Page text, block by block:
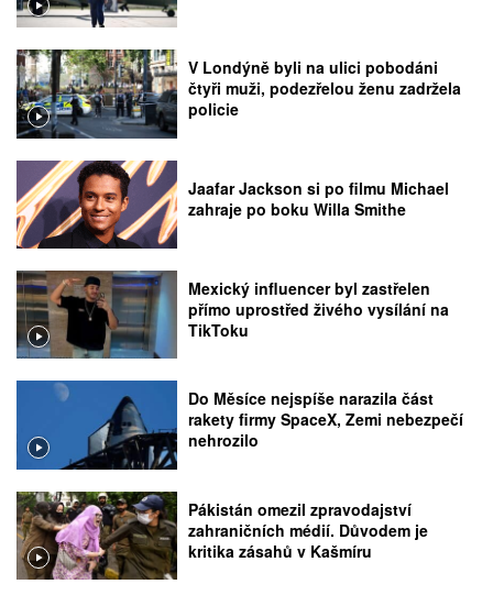
V Londýně byli na ulici pobodáni
čtyři muži, podezřelou ženu zadržela
policie
Jaafar Jackson si po filmu Michael
zahraje po boku Willa Smithe
Mexický influencer byl zastřelen
přímo uprostřed živého vysílání na
TikToku
Do Měsíce nejspíše narazila část
rakety firmy SpaceX, Zemi nebezpečí
nehrozilo
Pákistán omezil zpravodajství
zahraničních médií. Důvodem je
kritika zásahů v Kašmíru